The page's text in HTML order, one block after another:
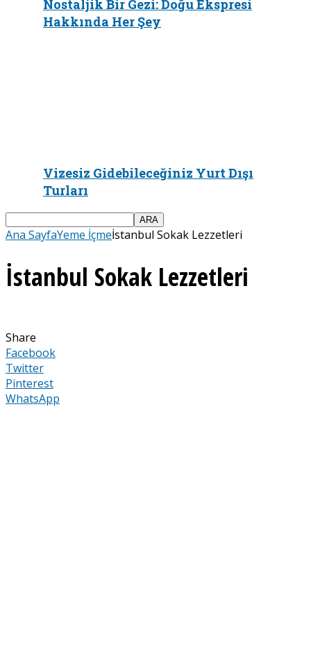
Nostaljik Bir Gezi: Doğu Ekspresi
Hakkında Her Şey
Vizesiz Gidebileceğiniz Yurt Dışı
Turları
Ana SayfaYeme İçmeİstanbul Sokak Lezzetleri
İstanbul Sokak Lezzetleri
Share
Facebook
Twitter
Pinterest
WhatsApp